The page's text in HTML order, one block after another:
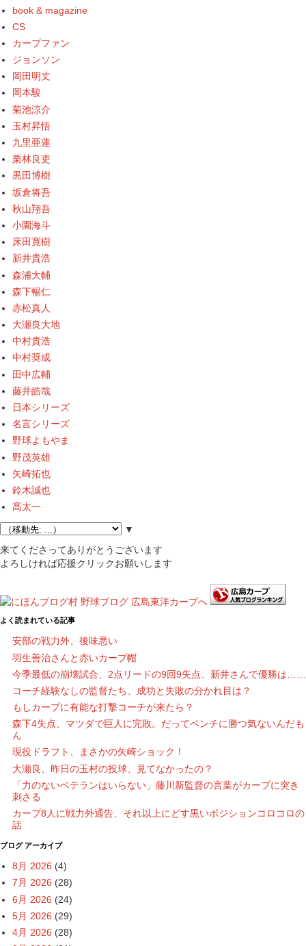
book & magazine
CS
カープファン
ジョンソン
岡田明丈
岡本駿
菊池涼介
玉村昇悟
九里亜蓮
栗林良吏
黒田博樹
坂倉将吾
秋山翔吾
小園海斗
床田寛樹
新井貴浩
森浦大輔
森下暢仁
赤松真人
大瀬良大地
中村貴浩
中村奨成
田中広輔
藤井皓哉
日本シリーズ
名言シリーズ
野球よもやま
野茂英雄
矢崎拓也
鈴木誠也
髙太一
▼
来てくださってありがとうございます
よろしければ応援クリックお願いします
よく読まれている記事
安部の戦力外、後味悪い
羽生善治さんと赤いカープ帽
今季最低の崩壊試合、2点リードの9回9失点、新井さんで優勝は……
コーチ経験なしの監督たち、成功と失敗の分かれ目は？
もしカープに有能な打撃コーチが来たら？
森下4失点、マツダで巨人に完敗。だってベンチに勝つ気ないんだも
ん
現役ドラフト、まさかの矢崎ショック！
大瀬良、昨日の玉村の投球、見てなかったの？
「力のないベテランはいらない」藤川新監督の言葉がカープに突き
刺さる
カープ8人に戦力外通告、それ以上にどす黒いポジションコロコロの
話
ブログ アーカイブ
8月 2026 (4)
7月 2026 (28)
6月 2026 (24)
5月 2026 (29)
4月 2026 (28)